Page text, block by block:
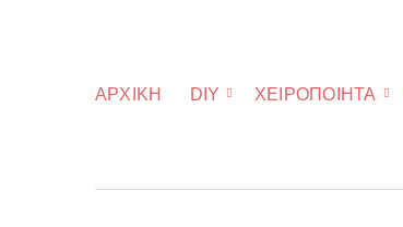
ΑΡΧΙΚΉ DIY ΧΕΙΡΟΠΟΊΗΤΑ